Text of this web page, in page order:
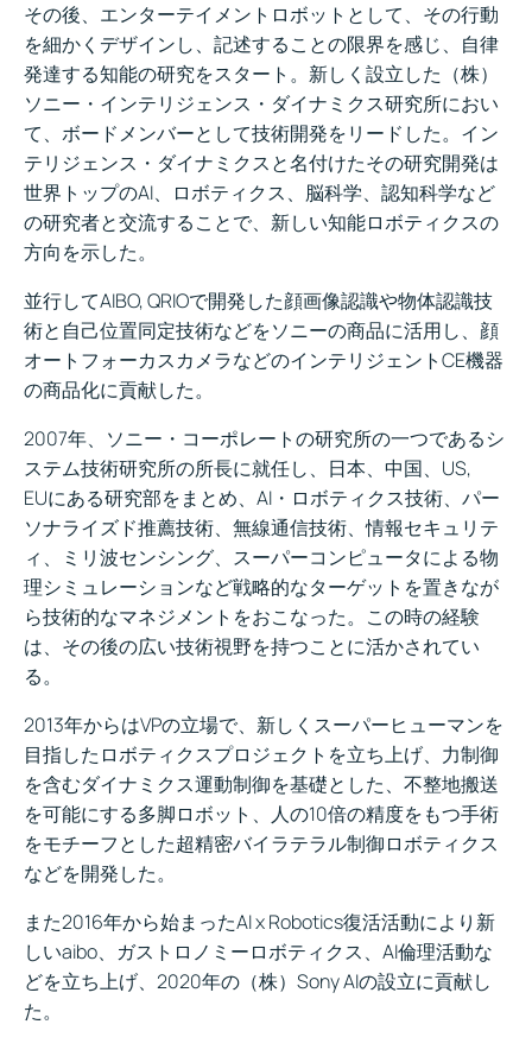
その後、エンターテイメントロボットとして、その行動
を細かくデザインし、記述することの限界を感じ、自律
発達する知能の研究をスタート。新しく設立した（株）
ソニー・インテリジェンス・ダイナミクス研究所におい
て、ボードメンバーとして技術開発をリードした。イン
テリジェンス・ダイナミクスと名付けたその研究開発は
世界トップのAI、ロボティクス、脳科学、認知科学など
の研究者と交流することで、新しい知能ロボティクスの
方向を示した。
並行してAIBO, QRIOで開発した顔画像認識や物体認識技
術と自己位置同定技術などをソニーの商品に活用し、顔
オートフォーカスカメラなどのインテリジェントCE機器
の商品化に貢献した。
2007年、ソニー・コーポレートの研究所の一つであるシ
ステム技術研究所の所長に就任し、日本、中国、US,
EUにある研究部をまとめ、AI・ロボティクス技術、パー
ソナライズド推薦技術、無線通信技術、情報セキュリテ
ィ、ミリ波センシング、スーパーコンピュータによる物
理シミュレーションなど戦略的なターゲットを置きなが
ら技術的なマネジメントをおこなった。この時の経験
は、その後の広い技術視野を持つことに活かされてい
る。
2013年からはVPの立場で、新しくスーパーヒューマンを
目指したロボティクスプロジェクトを立ち上げ、力制御
を含むダイナミクス運動制御を基礎とした、不整地搬送
を可能にする多脚ロボット、人の10倍の精度をもつ手術
をモチーフとした超精密バイラテラル制御ロボティクス
などを開発した。
また2016年から始まったAI x Robotics復活活動により新
しいaibo、ガストロノミーロボティクス、AI倫理活動な
どを立ち上げ、2020年の（株）Sony AIの設立に貢献し
た。